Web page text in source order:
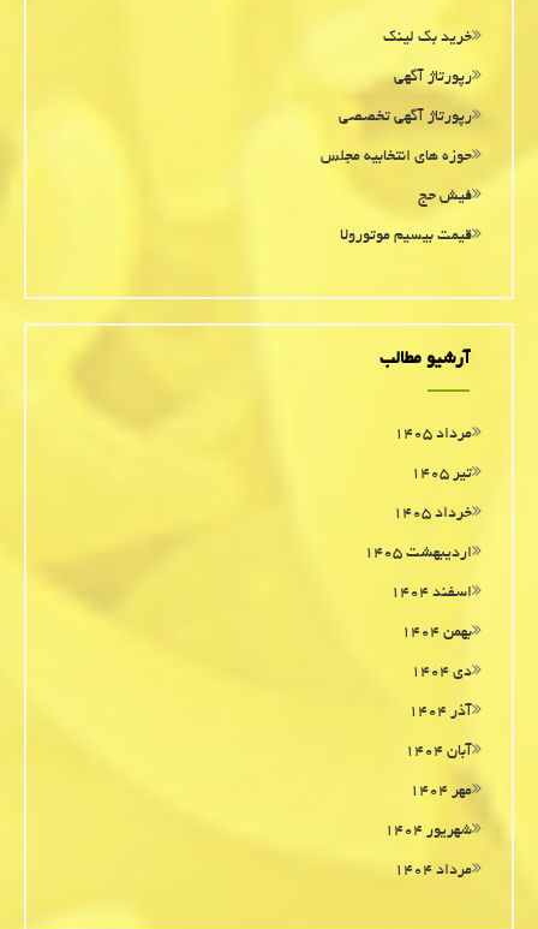
خرید بک لینک
رپورتاژ آگهی
رپورتاژ آگهی تخصصی
حوزه های انتخابیه مجلس
فیش حج
قیمت بیسیم موتورولا
آرشیو مطالب
مرداد ۱۴۰۵
تیر ۱۴۰۵
خرداد ۱۴۰۵
اردیبهشت ۱۴۰۵
اسفند ۱۴۰۴
بهمن ۱۴۰۴
دی ۱۴۰۴
آذر ۱۴۰۴
آبان ۱۴۰۴
مهر ۱۴۰۴
شهریور ۱۴۰۴
مرداد ۱۴۰۴